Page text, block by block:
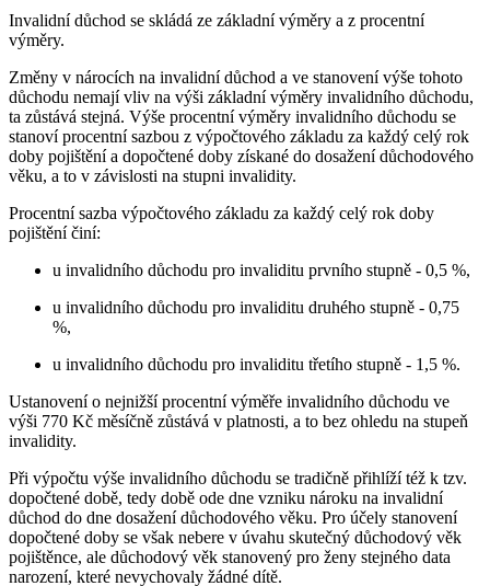
Invalidní důchod se skládá ze základní výměry a z procentní
výměry.
Změny v nárocích na invalidní důchod a ve stanovení výše tohoto
důchodu nemají vliv na výši základní výměry invalidního důchodu,
ta zůstává stejná. Výše procentní výměry invalidního důchodu se
stanoví procentní sazbou z výpočtového základu za každý celý rok
doby pojištění a dopočtené doby získané do dosažení důchodového
věku, a to v závislosti na stupni invalidity.
Procentní sazba výpočtového základu za každý celý rok doby
pojištění činí:
u invalidního důchodu pro invaliditu prvního stupně - 0,5 %,
u invalidního důchodu pro invaliditu druhého stupně - 0,75
%,
u invalidního důchodu pro invaliditu třetího stupně - 1,5 %.
Ustanovení o nejnižší procentní výměře invalidního důchodu ve
výši 770 Kč měsíčně zůstává v platnosti, a to bez ohledu na stupeň
invalidity.
Při výpočtu výše invalidního důchodu se tradičně přihlíží též k tzv.
dopočtené době, tedy době ode dne vzniku nároku na invalidní
důchod do dne dosažení důchodového věku. Pro účely stanovení
dopočtené doby se však nebere v úvahu skutečný důchodový věk
pojištěnce, ale důchodový věk stanovený pro ženy stejného data
narození, které nevychovaly žádné dítě.